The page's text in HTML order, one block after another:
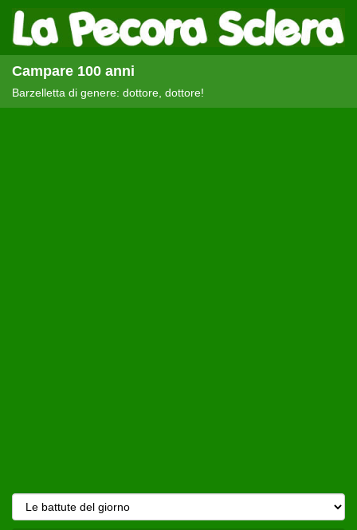
Campare 100 anni
Barzelletta di genere: dottore, dottore!